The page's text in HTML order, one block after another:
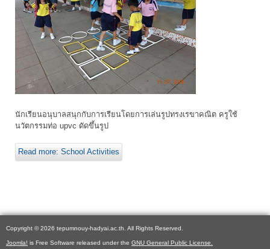
นักเรียนอนุบาลสนุกกับการเรียนโดยการเล่นรูปทรงเรขาคณิต ครูใช้
นวัตกรรมท่อ upvc ดัดขึ้นรูป
Read more: School Activities
Copyright © 2026 tepumnouy-hadyai.ac.th. All Rights Reserved.
Joomla! is Free Software released under the GNU General Public License.